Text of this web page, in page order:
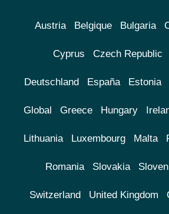
Austria Belgique Bulgaria
Cyprus Czech Republic
Deutschland España Estonia
Global Greece Hungary
Lithuania Luxembourg Malta
Romania Slovakia
Switzerland United Kingdom